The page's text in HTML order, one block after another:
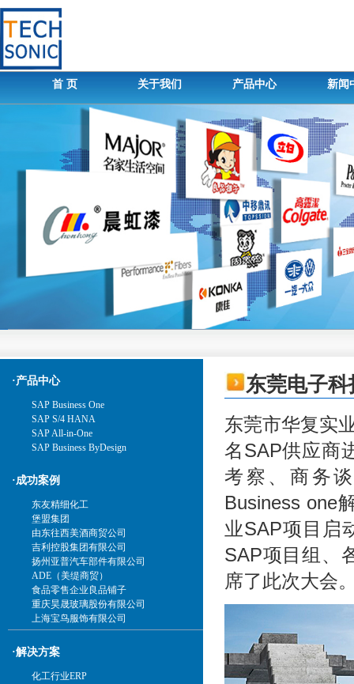
首 页 关于我们 产品中心 新闻
·产品中心
SAP Business One
SAP S/4 HANA
SAP All-in-One
SAP Business ByDesign
·成功案例
东友精细化工
堡盟集团
由东往西美酒商贸公司
吉利控股集团有限公司
扬州亚普汽车部件有限公司
ADE（美缇商贸）
食品零售企业良品铺子
重庆昊晟玻璃股份有限公司
上海宝鸟服饰有限公司
·解决方案
化工行业ERP
东莞电子
东莞市华复实
名SAP供应商
考察、商务
Business one
业SAP项目启
SAP项目组、
席了此次大会